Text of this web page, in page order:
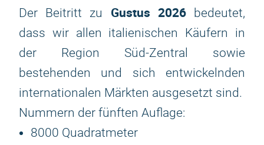
Der Beitritt zu Gustus 2026bedeutet,
dass wir allen italienischen Käufern in
der Region Süd-Zentral sowie
bestehenden und sich entwickelnden
internationalen Märkten ausgesetzt sind.
Nummern der fünften Auflage:
8000 Quadratmeter